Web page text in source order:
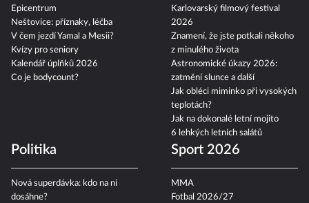
Epicentrum
Neštovice: příznaky, léčba
V čem jezdí Yamal a Mesii?
Kvízy pro seniory
Kalendář úplňků 2026
Co je bodycount?
Karlovarský filmový festival
2026
Znamení, že jste potkali někoho
z minulého života
Astronomické úkazy 2026:
zatmění slunce a další
Jak obléci miminko při vysokých
teplotách?
Jak na dokonalé letní mojito
6 lehkých letních salátů
Politika
Nová superdávka: kdo na ní
dosáhne?
Sport 2026
MMA
Fotbal 2026/27